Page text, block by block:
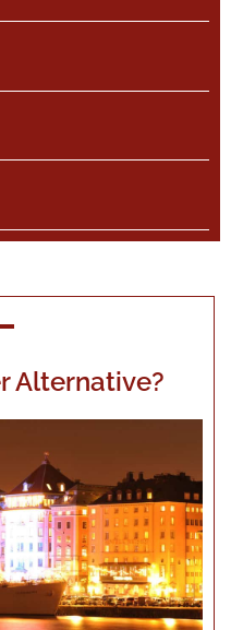
Alternative?